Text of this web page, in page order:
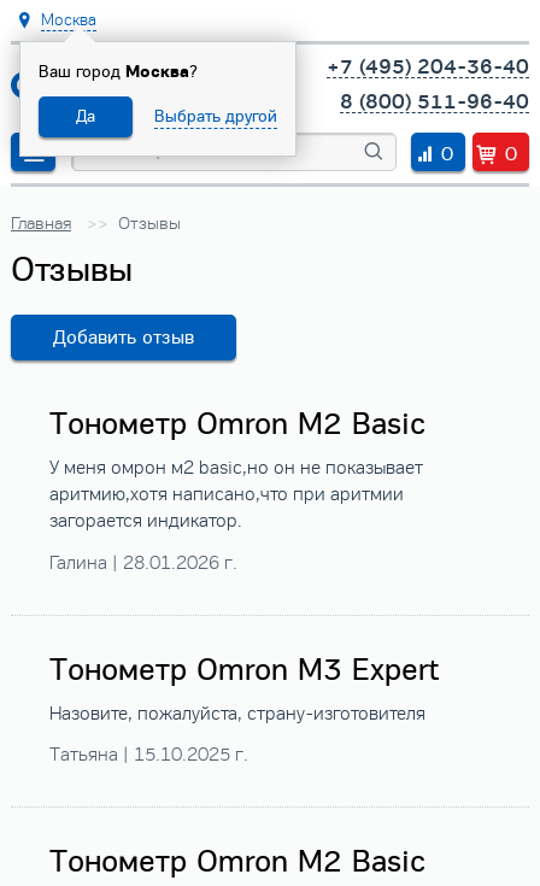
Москва
Ваш город Москва?
Да Выбрать другой
+7 (495) 204-36-40
8 (800) 511-96-40
0
0
Главная Отзывы
Отзывы
Добавить отзыв
Тонометр Omron M2 Basic
У меня омрон м2 basic,но он не показывает
аритмию,хотя написано,что при аритмии
загорается индикатор.
Галина | 28.01.2026 г.
Тонометр Omron M3 Expert
Назовите, пожалуйста, страну-изготовителя
Татьяна | 15.10.2025 г.
Тонометр Omron M2 Basic